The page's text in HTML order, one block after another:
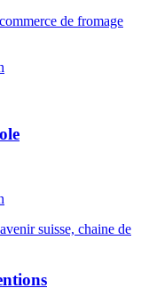
de fromage